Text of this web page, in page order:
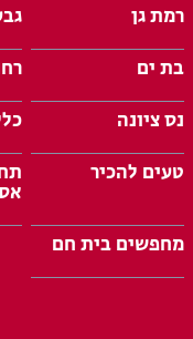
רמת גן
בת ים
נס ציונה
טעים להכיר
מחפשים בית חם